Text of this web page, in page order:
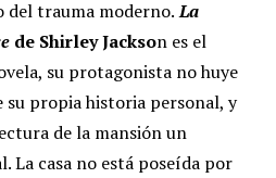
del trauma moderno.La
de Shirley Jackson es el
su protagonista no huye
su propia historia personal, y
de la mansión un
La casa no está poseída por